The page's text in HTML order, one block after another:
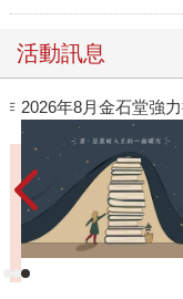
活動訊息
2026年8月金石堂強